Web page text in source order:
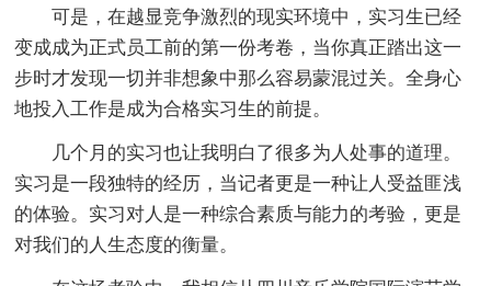
可是，在越显竞争激烈的现实环境中，实习生已经
变成成为正式员工前的第一份考卷，当你真正踏出这一
步时才发现一切并非想象中那么容易蒙混过关。全身心
地投入工作是成为合格实习生的前提。
几个月的实习也让我明白了很多为人处事的道理。
实习是一段独特的经历，当记者更是一种让人受益匪浅
的体验。实习对人是一种综合素质与能力的考验，更是
对我们的人生态度的衡量。